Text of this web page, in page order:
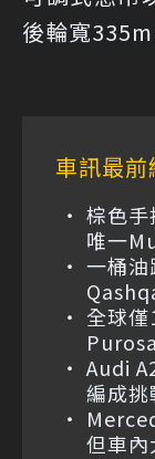
後輪寬
車訊最前
棕色
唯一
一桶
全球
Audi
編成挑
但車